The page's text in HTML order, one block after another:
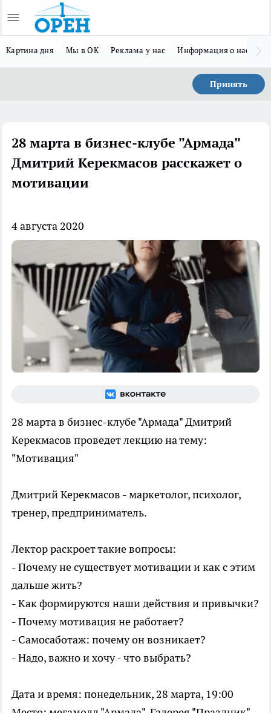
Картина дня Мы в ОК Реклама у нас Информация о нас
Принять
28 марта в бизнес-клубе "Армада"
Дмитрий Керекмасов расскажет о
мотивации
4 августа 2020
28 марта в бизнес-клубе "Армада" Дмитрий
Керекмасов проведет лекцию на тему:
"Мотивация"
Дмитрий Керекмасов - маркетолог, психолог,
тренер, предприниматель.
Лектор раскроет такие вопросы:
- Почему не существует мотивации и как с этим
дальше жить?
- Как формируются наши действия и привычки?
- Почему мотивация не работает?
- Самосаботаж: почему он возникает?
- Надо, важно и хочу - что выбрать?
Дата и время: понедельник, 28 марта, 19:00